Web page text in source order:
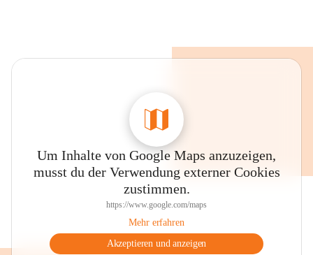
- Emotionen und soziale Beziehungen
- Sprache und Kommunikation
- Bewegung und Gesundheit
- Ästhetik und Gestaltung
- Natur und Technik
Um Inhalte von Google Maps anzuzeigen,
musst du der Verwendung externer Cookies
zustimmen.
https://www.google.com/maps
Mehr erfahren
Akzeptieren und anzeigen